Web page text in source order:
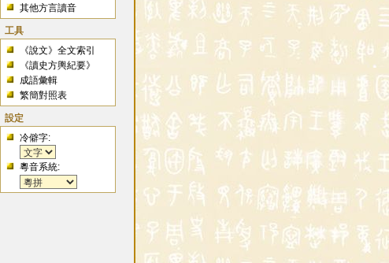
其他方言讀音
工具
《說文》全文索引
《讀史方輿紀要》
成語彙輯
繁簡對照表
設定
冷僻字:
粵音系統: